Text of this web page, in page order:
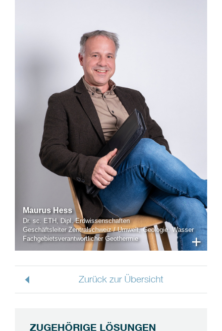
+
Maurus Hess
Dr. sc. ETH, Dipl. Erdwissenschaften
Geschäftsleiter Zentralschweiz / Umwelt, Geologie, Wasser
Fachgebietsverantwortlicher Geothermie
Zurück zur Übersicht
ZUGEHÖRIGE LÖSUNGEN